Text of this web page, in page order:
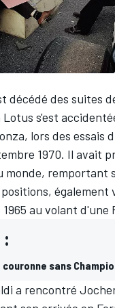
décédé des suites
s'est
lors des essais
1970. Il avait
monde, remportant
également
au volant d'une
sans
a rencontré